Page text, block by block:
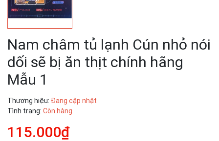
Nam châm tủ lạnh Cún nhỏ nói
dối sẽ bị ăn thịt chính hãng
Mẫu 1
Thương hiệu: Đang cập nhật
Tình trạng: Còn hàng
115.000₫